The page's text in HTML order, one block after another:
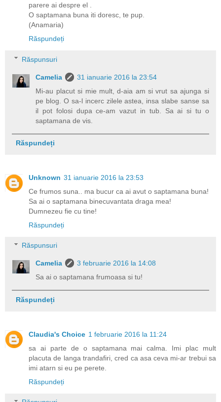
parere ai despre el .
O saptamana buna iti doresc, te pup.
(Anamaria)
Răspundeți
Răspunsuri
Camelia
31 ianuarie 2016 la 23:54
Mi-au placut si mie mult, d-aia am si vrut sa ajunga si
pe blog. O sa-l incerc zilele astea, insa slabe sanse sa
il pot folosi dupa ce-am vazut in tub. Sa ai si tu o
saptamana de vis.
Răspundeți
Unknown 31 ianuarie 2016 la 23:53
Ce frumos suna.. ma bucur ca ai avut o saptamana buna!
Sa ai o saptamana binecuvantata draga mea!
Dumnezeu fie cu tine!
Răspundeți
Răspunsuri
Camelia
3 februarie 2016 la 14:08
Sa ai o saptamana frumoasa si tu!
Răspundeți
Claudia's Choice 1 februarie 2016 la 11:24
sa ai parte de o saptamana mai calma. Imi plac mult
placuta de langa trandafiri, cred ca asa ceva mi-ar trebui sa
imi atarn si eu pe perete.
Răspundeți